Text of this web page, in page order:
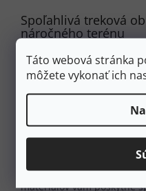
Táto webová stránka
môžete vykonať ich
Spoľahlivá treková
náročného terénu
Plne vodoodolná
mikroporéznej
Výnimočná
deformácii mäkkej
Vynikajúca
pazúrikovitým
Stredne vysoký
členkom) pre
Premyslená kombinácia
materiálov vám poskytne